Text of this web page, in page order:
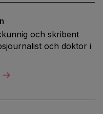
och skribent
och doktor i